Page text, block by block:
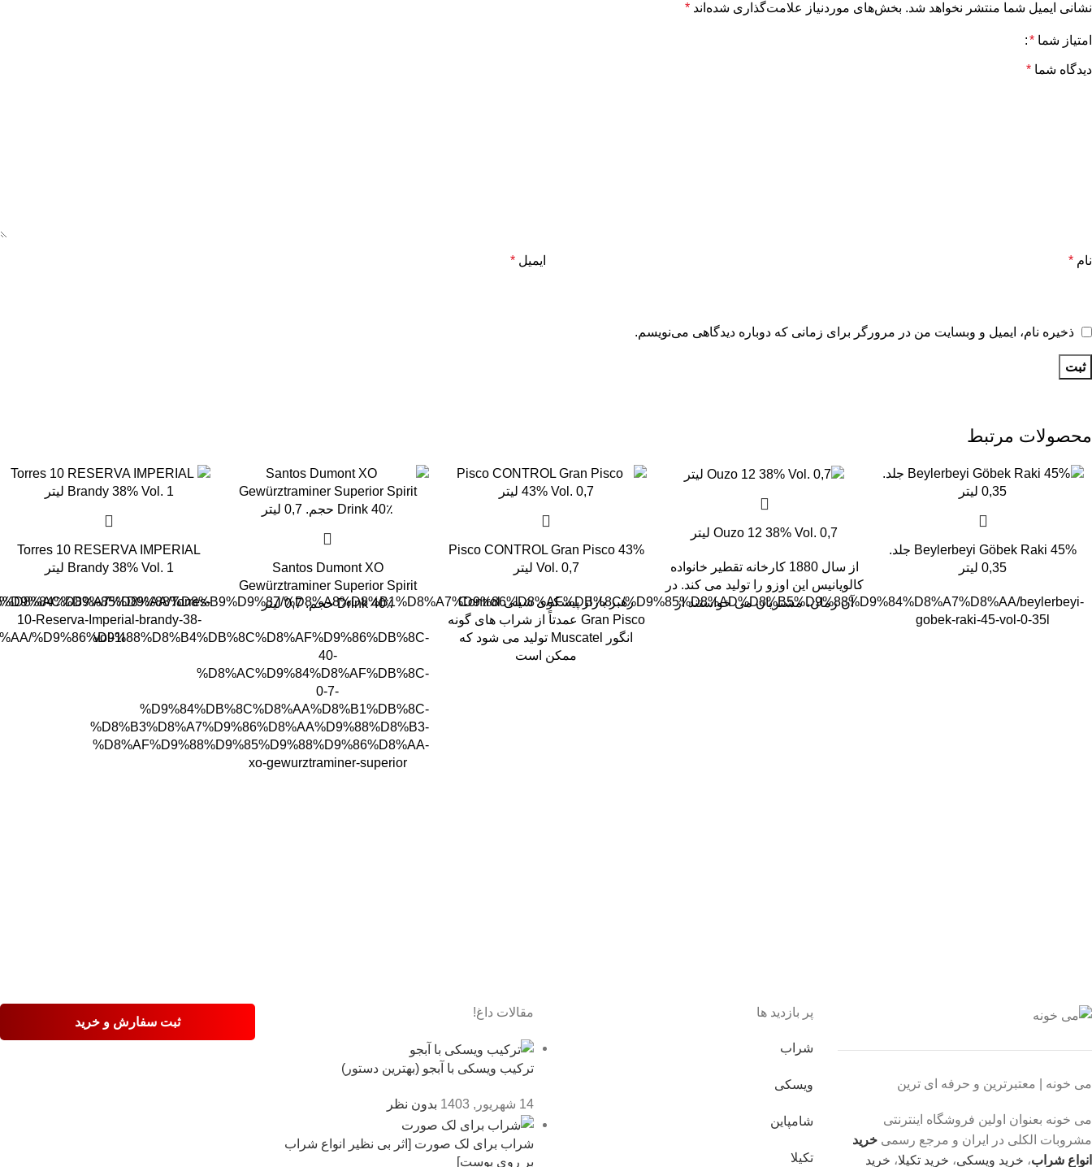
نشانی ایمیل شما منتشر نخواهد شد. بخش‌های موردنیاز علامت‌گذاری شده‌اند *
امتیاز شما *
دیدگاه شما *
نام * ایمیل *
ذخیره نام، ایمیل و وبسایت من در مرورگر برای زمانی که دوباره دیدگاهی می‌نویسم.
محصولات مرتبط
Beylerbeyi Göbek Raki 45% جلد.
0,35 لیتر
%D8%A8%D8%B1%D8%A7%D9%86%D8%AF%DB%8C/%D9%85%D8%AD%D8%B5%D9%88%D9%84%D8%A7%D8%AA/beylerbeyi-
gobek-raki-45-vol-0-35l
Ouzo 12 38% Vol. 0,7 لیتر
از سال 1880 کارخانه تقطیر خانواده
کالویانیس این اوزو را تولید می کند. در
آن زمان، مشتریان می خواستند از
Pisco CONTROL Gran Pisco 43%
Vol. 0,7 لیتر
رهبر بازار پیسکوی شیلی Control
Gran Pisco عمدتاً از شراب های گونه
انگور Muscatel تولید می شود که
ممکن است
Santos Dumont XO
Gewürztraminer Superior Spirit
Drink 40٪ حجم. 0,7 لیتر
%D9%86%D9%88%D8%B4%DB%8C%D8%AF%D9%86%DB%8C-
40-
%D8%AC%D9%84%D8%AF%DB%8C-
0-7-
%D9%84%DB%8C%D8%AA%D8%B1%DB%8C-
%D8%B3%D8%A7%D9%86%D8%AA%D9%88%D8%B3-
%D8%AF%D9%88%D9%85%D9%88%D9%86%D8%AA-
xo-gewurztraminer-superior
Torres 10 RESERVA IMPERIAL
Brandy 38% Vol. 1 لیتر
Torres-
10-Reserva-Imperial-brandy-38-
vol-1l
می خونه | معتبرترین و حرفه ای ترین
می خونه بعنوان اولین فروشگاه اینترنتی
مشروبات الکلی در ایران و مرجع رسمی خرید
انواع شراب، خرید ویسکی، خرید تکیلا، خرید
پر بازدید ها
شراب
ویسکی
شامپاین
تکیلا
مقالات داغ!
ترکیب ویسکی با آبجو (بهترین دستور)
14 شهریور, 1403 بدون نظر
شراب برای لک صورت [اثر بی نظیر انواع شراب
بر روی پوست]
ثبت سفارش و خرید